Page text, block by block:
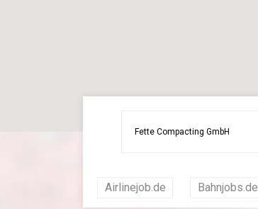
Airlinejob.de Bahnjobs.de